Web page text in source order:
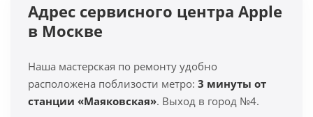
Адрес сервисного центра Apple
в Москве
Наша мастерская по ремонту удобно
расположена поблизости метро: 3 минуты от
станции «Маяковская». Выход в город №4.